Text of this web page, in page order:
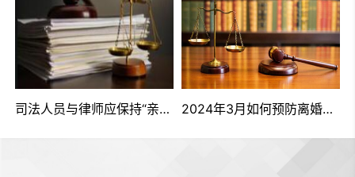
司法人员与律师应保持“亲”“清”关系 2024年3月如何预防离婚时的财产纠纷